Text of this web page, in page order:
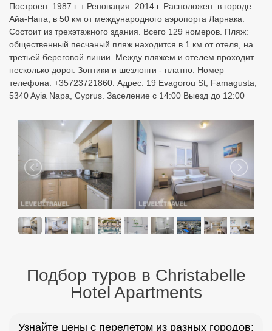
Построен: 1987 г. т Реновация: 2014 г. Расположен: в городе
Айа-Напа, в 50 км от международного аэропорта Ларнака.
Состоит из трехэтажного здания. Всего 129 номеров. Пляж:
общественный песчаный пляж находится в 1 км от отеля, на
третьей береговой линии. Между пляжем и отелем проходит
несколько дорог. Зонтики и шезлонги - платно. Номер
телефона: +35723721860. Адрес: 19 Evagorou St, Famagusta,
5340 Ayia Napa, Cyprus. Заселение с 14:00 Выезд до 12:00
Подбор туров в Christabelle
Hotel Apartments
Узнайте цены с перелетом из разных городов: